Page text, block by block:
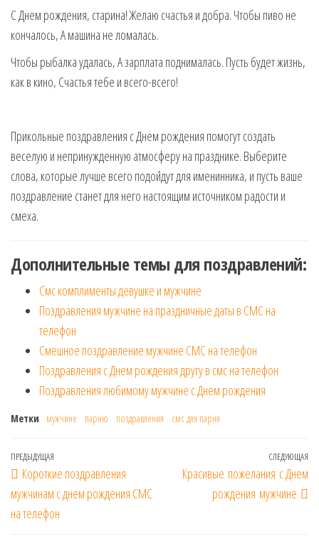
С Днем рождения, старина! Желаю счастья и добра. Чтобы пиво не
кончалось, А машина не ломалась.
Чтобы рыбалка удалась, А зарплата поднималась. Пусть будет жизнь,
как в кино, Счастья тебе и всего-всего!
Прикольные поздравления с Днем рождения помогут создать
веселую и непринужденную атмосферу на празднике. Выберите
слова, которые лучше всего подойдут для именинника, и пусть ваше
поздравление станет для него настоящим источником радости и
смеха.
Дополнительные темы для поздравлений:
Смс комплименты девушке и мужчине
Поздравления мужчине на праздничные даты в СМС на
телефон
Смешное поздравление мужчине СМС на телефон
Поздравления с Днем рождения другу в смс на телефон
Поздравления любимому мужчине с Днем рождения
Метки мужчине парню поздравления смс для парня
Навигация
по
записям
Предыдущая
запись
ПРЕДЫДУЩАЯ
Короткие поздравления
мужчинам с днем рождения СМС
на телефон
СЛЕДУЮЩАЯ
Красивые пожелания с Днем
рождения мужчине